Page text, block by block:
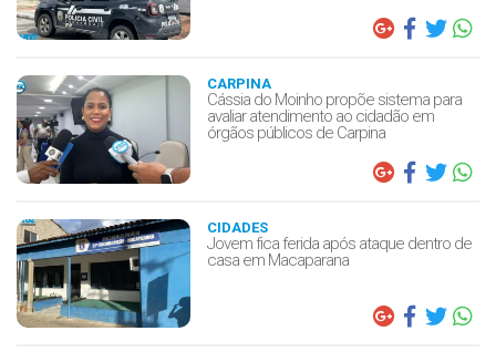
CARPINA
Cássia do Moinho propõe sistema para
avaliar atendimento ao cidadão em
órgãos públicos de Carpina
CIDADES
Jovem fica ferida após ataque dentro de
casa em Macaparana